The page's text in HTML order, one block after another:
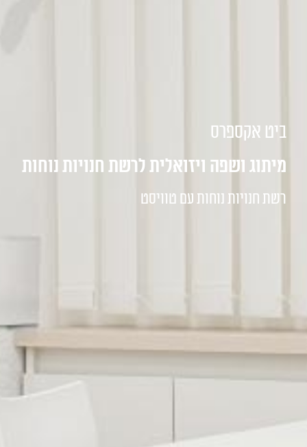
ביט אקספרס
מיתוג ושפה ויזואלית לרשת חנויות נוחות
רשת חנויות נוחות עם טוויסט